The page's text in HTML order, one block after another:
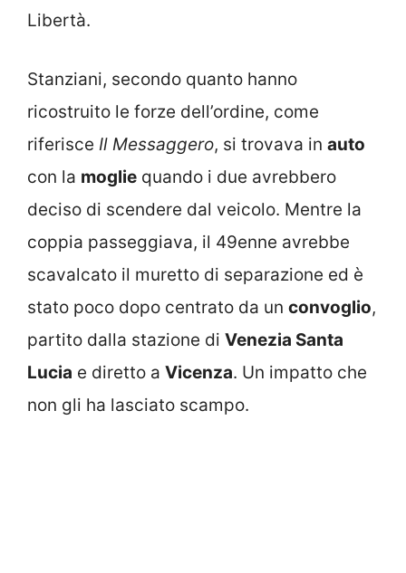
Libertà.
Stanziani, secondo quanto hanno
ricostruito le forze dell’ordine, come
riferisce Il Messaggero, si trovava in auto
con la moglie quando i due avrebbero
deciso di scendere dal veicolo. Mentre la
coppia passeggiava, il 49enne avrebbe
scavalcato il muretto di separazione ed è
stato poco dopo centrato da un convoglio,
partito dalla stazione di Venezia Santa
Lucia e diretto a Vicenza. Un impatto che
non gli ha lasciato scampo.